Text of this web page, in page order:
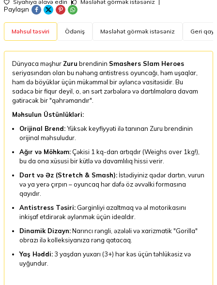
Siyahıya əlavə edin Məsləhət görmək istəsəniz
Paylaşın
Məhsul təsviri Ödəniş Məsləhət görmək istəsəniz Geri
Dünyaca məşhur Zuru brendinin Smashers Slam Heroes
seriyasından olan bu nəhəng antistress oyuncağı, həm uşaqlar,
həm də böyüklər üçün mükəmməl bir əyləncə vasitəsidir. Bu
sadəcə bir fiqur deyil, o, ən sərt zərbələrə və dartılmalara davam
gətirəcək bir "qəhrəmandır".
Məhsulun Üstünlükləri:
Orijinal Brend:Yüksək keyfiyyəti ilə tanınan Zuru brendinin
orijinal məhsuludur.
Ağır və Möhkəm: Çəkisi 1 kq-dan artıqdır (Weighs over 1kg!),
bu da ona xüsusi bir kütlə və davamlılıq hissi verir.
Dart və Əz (Stretch & Smash): İstədiyiniz qədər dartın, vurun
və ya yerə çırpın – oyuncaq hər dəfə öz əvvəlki formasına
qayıdır.
Antistress Təsiri: Gərginliyi azaltmaq və əl motorikasını
inkişaf etdirərək əylənmək üçün idealdır.
Dinamik Dizayn:Narıncı rəngli, əzələli və xarizmatik "Gorilla"
obrazı ilə kolleksiyanıza rəng qatacaq.
Yaş Həddi: 3 yaşdan yuxarı (3+) hər kəs üçün təhlükəsiz və
uyğundur.